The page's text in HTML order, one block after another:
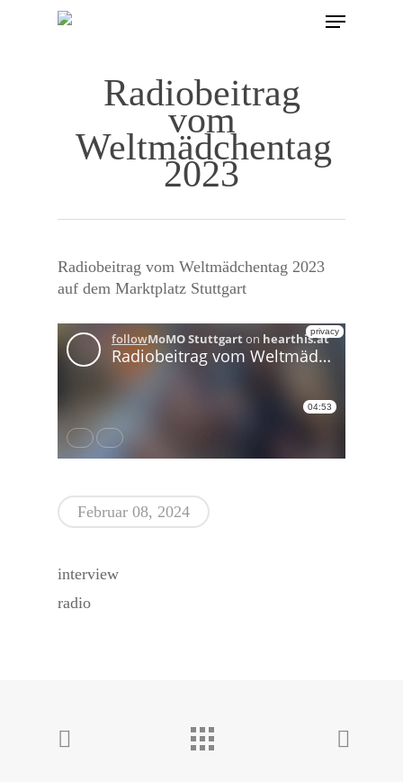
Hit enter to search or ESC to close
Radiobeitrag
vom
Weltmädchentag
2023
Radiobeitrag vom Weltmädchentag 2023
auf dem Marktplatz Stuttgart
Februar 08, 2024
interview
radio